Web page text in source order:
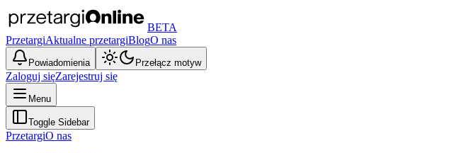
BETA
PrzetargiAktualne przetargiBlogO nas
Powiadomienia Przełącz motyw
Zaloguj sięZarejestruj się
Menu
Toggle Sidebar
PrzetargiO nas